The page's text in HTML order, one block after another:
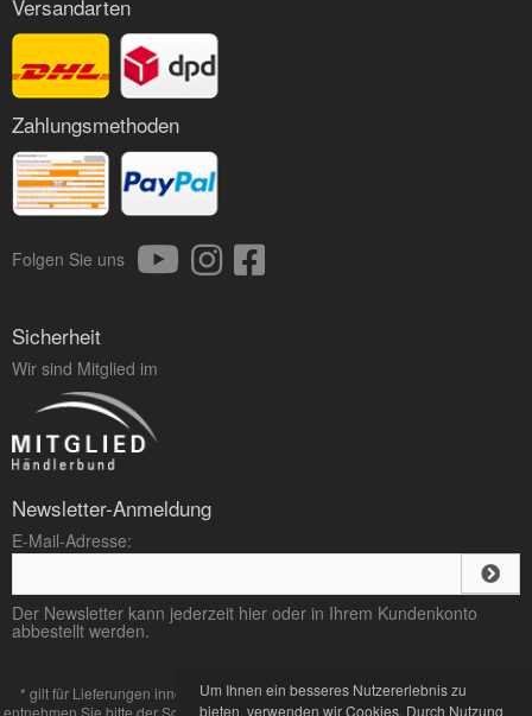
Versandarten
Zahlungsmethoden
Folgen Sie uns
Sicherheit
Wir sind Mitglied im
Newsletter-Anmeldung
E-Mail-Adresse:
Der Newsletter kann jederzeit hier oder in Ihrem Kundenkonto
abbestellt werden.
* gilt für Lieferungen innerhalb Deutschlands, Lieferzeiten für andere Länder
entnehmen Sie bitte der Schaltfläche mit denZahlung und VersandBedingungen.
Um Ihnen ein besseres Nutzererlebnis zu
bieten, verwenden wir Cookies. Durch Nutzung